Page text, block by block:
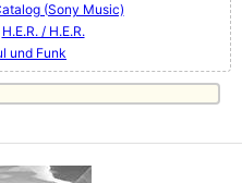
(Sony Music)
H.E.R. / H.E.R.
und Funk